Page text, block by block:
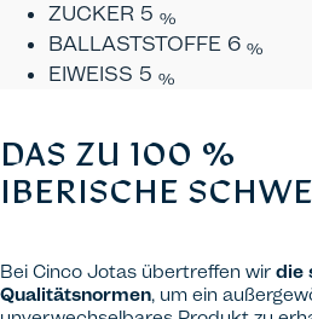
ZUCKER 5 %
BALLASTSTOFFE 6 %
EIWEISS 5 %
DAS ZU 100 %
IBERISCHE
Bei Cinco Jotas übertreffen wir die
Qualitätsnormen, um ein